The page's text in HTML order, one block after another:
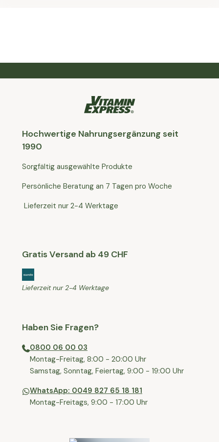
Hochwertige Nahrungsergänzung seit
1990
Sorgfältig ausgewählte Produkte
Persönliche Beratung an 7 Tagen pro Woche
Lieferzeit nur 2-4 Werktage
Gratis Versand ab 49 CHF
Lieferzeit nur 2-4 Werktage
Haben Sie Fragen?
0800 06 00 03
⁠Montag-Freitag, 8:00 - 20:00 Uhr
⁠Samstag, Sonntag, Feiertag, 9:00 - 19:00 Uhr
WhatsApp: 0049 827 65 18 181
Montag-Freitags, 9:00 - 17:00 Uhr